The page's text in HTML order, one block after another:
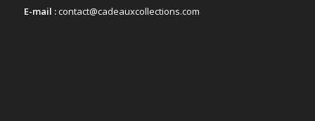
E-mail :contact@cadeauxcollections.com